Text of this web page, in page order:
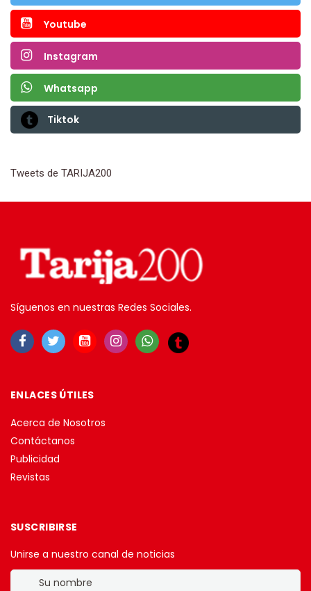
Youtube
Instagram
Whatsapp
Tiktok
Tweets de TARIJA200
Síguenos en nuestras Redes Sociales.
ENLACES ÚTILES
Acerca de Nosotros
Contáctanos
Publicidad
Revistas
SUSCRIBIRSE
Unirse a nuestro canal de noticias